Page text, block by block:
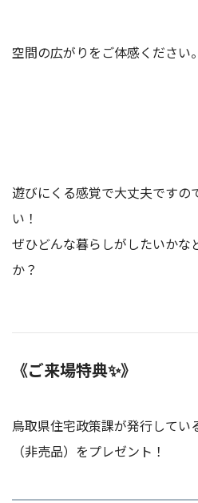
空間の広がりをご体感ください。
遊びにくる感覚で大丈夫ですの
い！
ぜひどんな暮らしがしたいかな
か？
《ご来場特典✨》
鳥取県住宅政策課が発行してい
（非売品）をプレゼント！